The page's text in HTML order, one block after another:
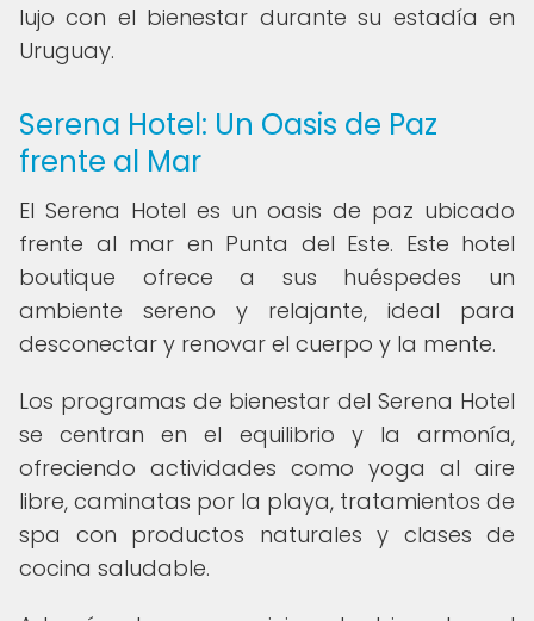
lujo con el bienestar durante su estadía en
Uruguay.
Serena Hotel: Un Oasis de Paz
frente al Mar
El Serena Hotel es un oasis de paz ubicado
frente al mar en Punta del Este. Este hotel
boutique ofrece a sus huéspedes un
ambiente sereno y relajante, ideal para
desconectar y renovar el cuerpo y la mente.
Los programas de bienestar del Serena Hotel
se centran en el equilibrio y la armonía,
ofreciendo actividades como yoga al aire
libre, caminatas por la playa, tratamientos de
spa con productos naturales y clases de
cocina saludable.